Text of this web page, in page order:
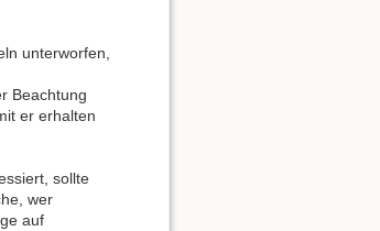
unterworfen,
Beachtung
er erhalten
sollte
wer
auf